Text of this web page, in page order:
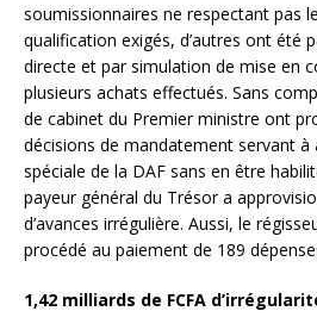
soumissionnaires ne respectant pas
qualification exigés, d’autres ont été
directe et par simulation de mise en
plusieurs achats effectués. Sans
de cabinet du Premier ministre ont
décisions de mandatement servant à
spéciale de la DAF sans en être
payeur général du Trésor a
d’avances irrégulière. Aussi, le
procédé au paiement de 189
1,42 milliards de FCFA